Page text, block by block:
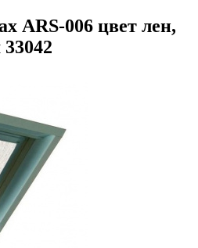
ARS-006 цвет лен,